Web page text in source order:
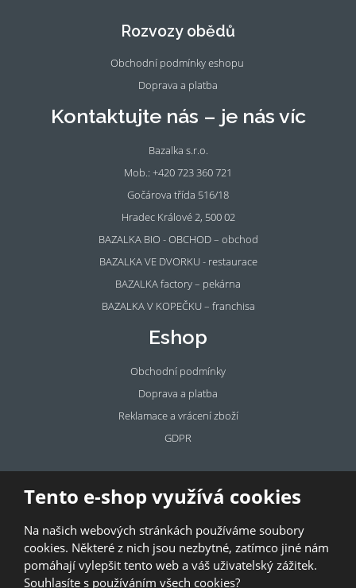
Tento e-shop využívá cookies
Na našich webových stránkách používáme soubory
cookies. Některé z nich jsou nezbytné, zatímco jiné nám
pomáhají vylepšit tento web a váš uživatelský zážitek.
Souhlasíte s používáním všech cookies?
k
m
Rozvozy obědů
Obchodní podmínky eshopu
Doprava a platba
Kontaktujte nás – je nás víc
Bazalka s.r.o.
Mob.: +420 723 360 721
Gočárova třída 516/18
Hradec Králové 2, 500 02
BAZALKA BIO - OBCHOD – obchod
BAZALKA VE DVORKU - restaurace
BAZALKA factory – pekárna
BAZALKA V KOPEČKU – franchisa
Eshop
Obchodní podmínky
Doprava a platba
Reklamace a vrácení zboží
GDPR
Pronájem
prostor
Pronajměte si prostory u BAZALKY!
© 2026, Bazalka s.r.o.